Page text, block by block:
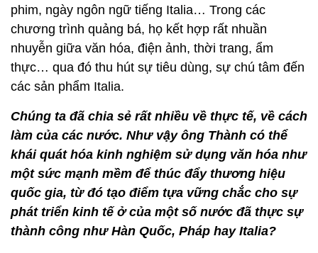
phim, ngày ngôn ngữ tiếng Italia… Trong các
chương trình quảng bá, họ kết hợp rất nhuần
nhuyễn giữa văn hóa, điện ảnh, thời trang, ẩm
thực… qua đó thu hút sự tiêu dùng, sự chú tâm đến
các sản phẩm Italia.
Chúng ta đã chia sẻ rất nhiều về thực tế, về cách
làm của các nước. Như vậy ông Thành có thể
khái quát hóa kinh nghiệm sử dụng văn hóa như
một sức mạnh mềm để thúc đẩy thương hiệu
quốc gia, từ đó tạo điểm tựa vững chắc cho sự
phát triển kinh tế ở của một số nước đã thực sự
thành công như Hàn Quốc, Pháp hay Italia?